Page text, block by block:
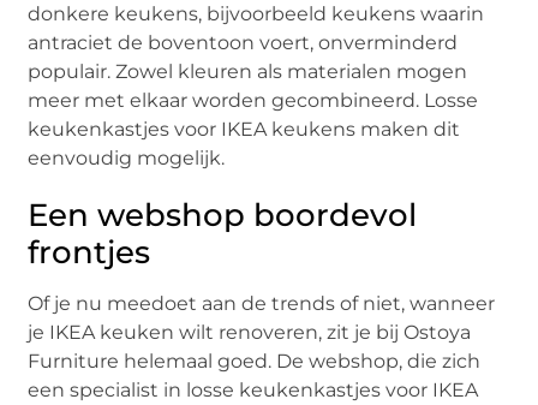
donkere keukens, bijvoorbeeld keukens waarin
antraciet de boventoon voert, onverminderd
populair. Zowel kleuren als materialen mogen
meer met elkaar worden gecombineerd. Losse
keukenkastjes voor IKEA keukens maken dit
eenvoudig mogelijk.
Een webshop boordevol
frontjes
Of je nu meedoet aan de trends of niet, wanneer
je IKEA keuken wilt renoveren, zit je bij Ostoya
Furniture helemaal goed. De webshop, die zich
een specialist in losse keukenkastjes voor IKEA